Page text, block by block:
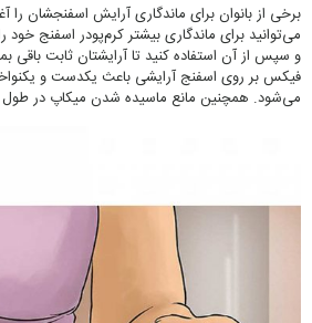
برخی از بانوان برای ماندگاری آرایش اسفنجشان
می‌توانید برای ماندگاری بیشتر کرم‌پودر اسفنج
و سپس از آن استفاده کنید تا آرایشتان ثابت باقی
فیکس بر روی اسفنج آرایشی باعث یکدست و
می‌شود. همچنین مانع ماسیده شدن میکاپ در